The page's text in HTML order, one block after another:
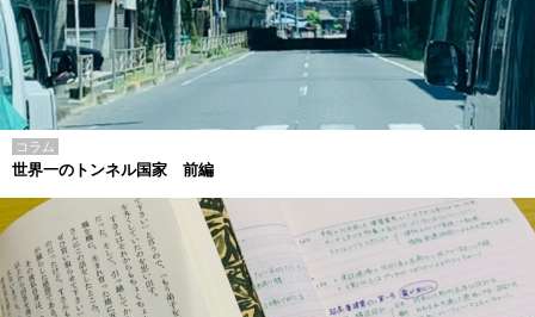
コラム
世界一のトンネル国家 前編